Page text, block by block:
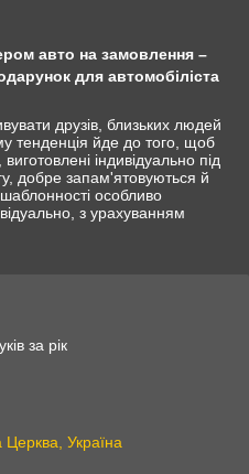
авто на замовлення –
для автомобіліста
друзів, близьких людей
тенденція йде до того, щоб
індивідуально під
добре запам'ятовуються й
особливо
з урахуванням
за рік
Церква, Україна